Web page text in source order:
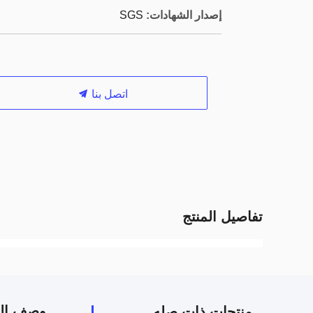
إصدار الشهادات: SGS
اتصل بنا
تفاصيل المنتج